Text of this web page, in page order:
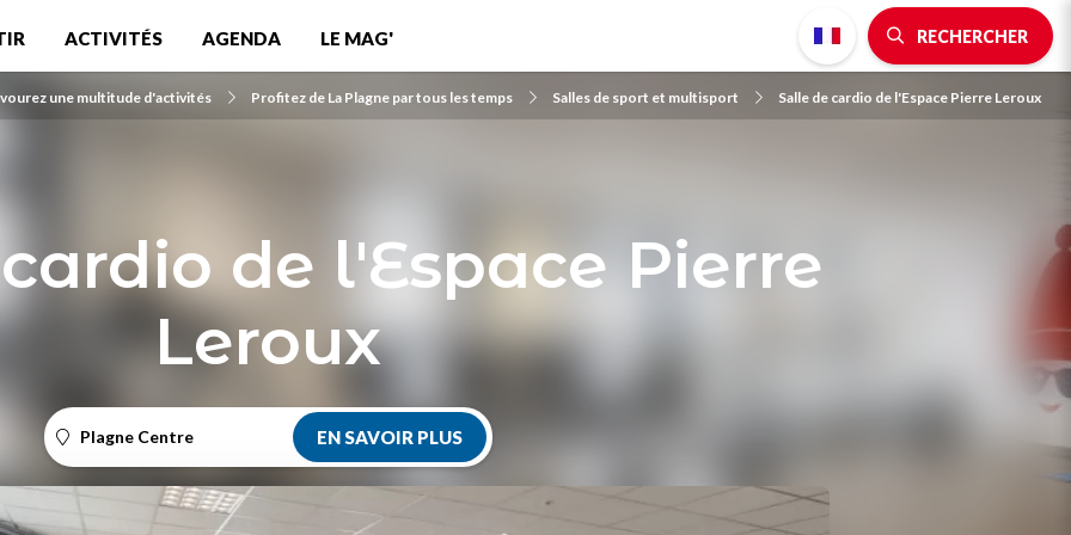
ACTIVITÉS AGENDA LE MAG' RECHERCHER
une multitude d'activités Profitez de La Plagne par tous les temps Salles de sport et multisport Salle de cardio de l'Espace Pierre Leroux
de l'Espace Pierre
Leroux
Plagne Centre EN SAVOIR PLUS